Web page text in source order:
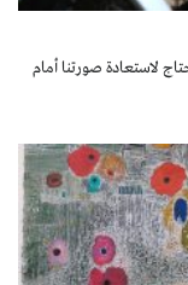
لاستعادة صورتنا أمام